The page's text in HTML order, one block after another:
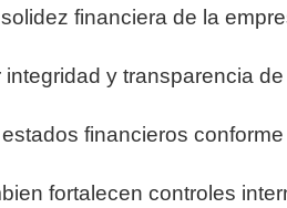
financiera de la
integridad y transparencia
financieros
fortalecen controles